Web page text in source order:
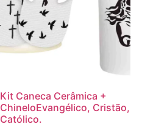
Kit Caneca Cerâmica +
ChineloEvangélico, Cristão,
Católico.